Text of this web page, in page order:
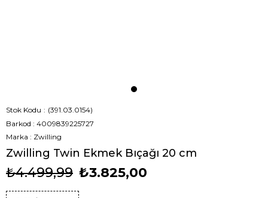
Stok Kodu
(391.03.0154)
Barkod : 4009839225727
Marka : Zwilling
Zwilling Twin Ekmek Bıçağı 20 cm
₺4.499,99 ₺3.825,00